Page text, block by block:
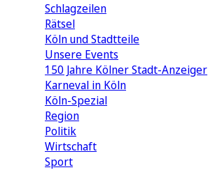
Schlagzeilen
Rätsel
Köln und Stadtteile
Unsere Events
150 Jahre Kölner Stadt-Anzeiger
Karneval in Köln
Köln-Spezial
Region
Politik
Wirtschaft
Sport